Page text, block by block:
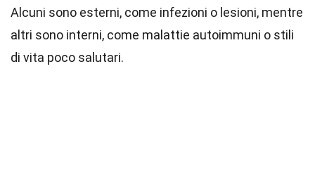
Alcuni sono esterni, come infezioni o lesioni, mentre
altri sono interni, come malattie autoimmuni o stili
di vita poco salutari.